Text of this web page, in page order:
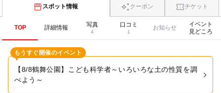
スポット情報 クーポン チケット
TOP 詳細情報 写真
4
口コミ
1
お知らせ
イベント
見どころ
【8/8鶴舞公園】こども科学者～いろいろな土の性質を調
べよう～
もうすぐ開催のイベント